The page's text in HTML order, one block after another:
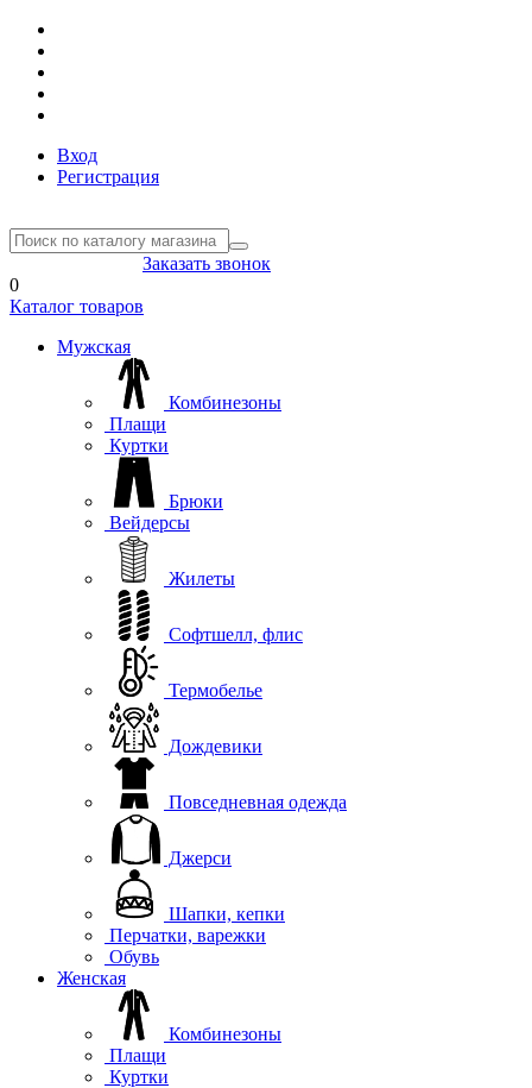
Вход
Регистрация
Заказать звонок
0
Каталог товаров
Мужская
Комбинезоны
Плащи
Куртки
Брюки
Вейдерсы
Жилеты
Софтшелл, флис
Термобелье
Дождевики
Повседневная одежда
Джерси
Шапки, кепки
Перчатки, варежки
Обувь
Женская
Комбинезоны
Плащи
Куртки